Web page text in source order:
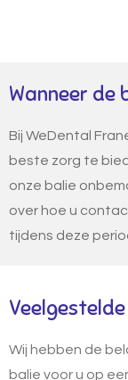
de
Wanneer de
Bij WeDental
beste zorg te
onze balie
over hoe u
tijdens deze
Wij hebben de
balie voor u op